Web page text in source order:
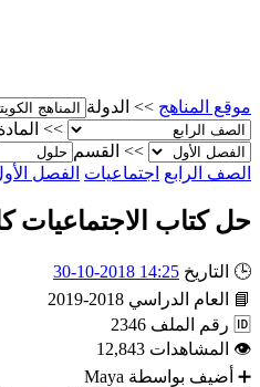
موقع المناهج >> الدولة
>>
المادة
>>
القسم
الصف الرابع
اجتماعيات الفصل
حل كتاب الاجتماعيات
🕒 التاريخ 14:25 2018-10-30
📘
العام الدراسي 2018-2019
🆔 رقم الملف 2346
👁
المشاهدات 12,843
➕
أضيف بواسطة Maya